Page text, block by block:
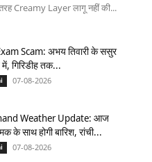
Creamy Layer लागू नहीं की...
Scam: अभय तिवारी के ससुर
में, गिरिडीह तक...
07-08-2026
Weather Update: आज
के साथ होगी बारिश, रांची...
07-08-2026